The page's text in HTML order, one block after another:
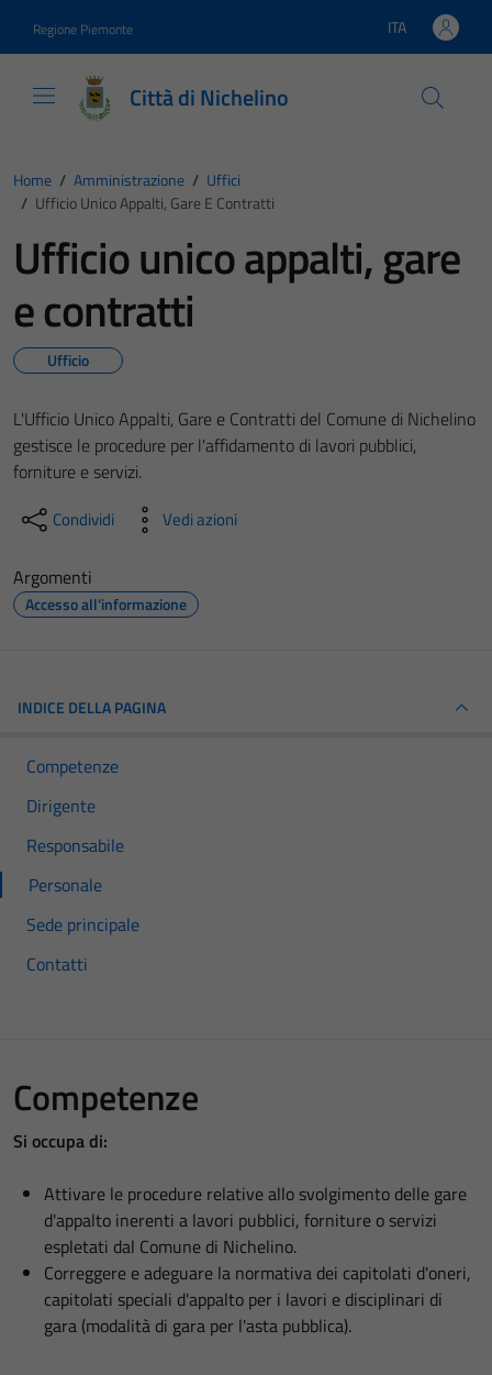
Regione Piemonte Lingua attiva:
ITA
Città di Nichelino
Home / Amministrazione / Uffici
/ Ufficio Unico Appalti, Gare E Contratti
Ufficio unico appalti, gare
e contratti
Ufficio
L'Ufficio Unico Appalti, Gare e Contratti del Comune di Nichelino
gestisce le procedure per l'affidamento di lavori pubblici,
forniture e servizi.
Condividi Vedi azioni
Argomenti
Accesso all'informazione
INDICE DELLA PAGINA
Competenze
Dirigente
Responsabile
Personale
Sede principale
Contatti
Competenze
Si occupa di:
Attivare le procedure relative allo svolgimento delle gare
d'appalto inerenti a lavori pubblici, forniture o servizi
espletati dal Comune di Nichelino.
Correggere e adeguare la normativa dei capitolati d'oneri,
capitolati speciali d'appalto per i lavori e disciplinari di
gara (modalità di gara per l'asta pubblica).